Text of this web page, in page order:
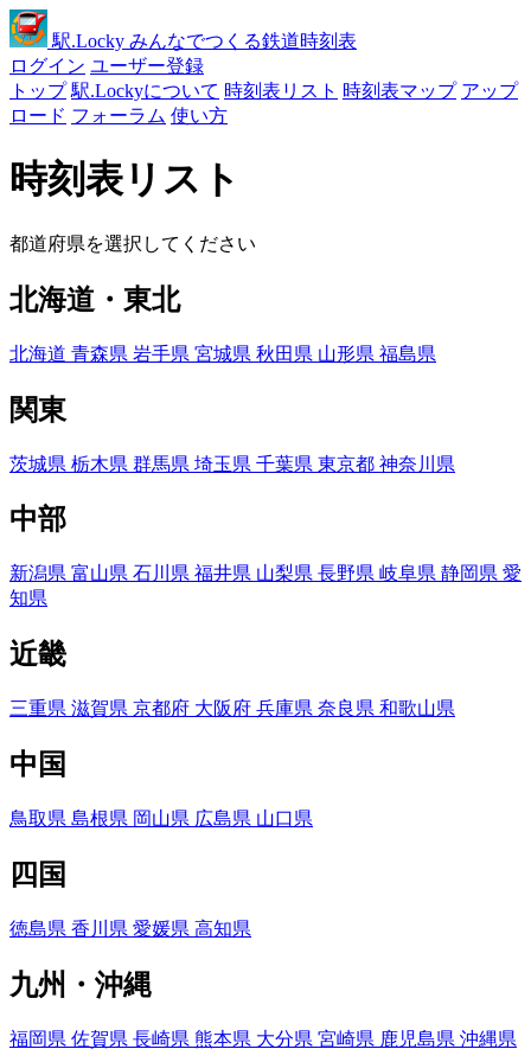
駅.Locky みんなでつくる鉄道時刻表
ログイン ユーザー登録
トップ 駅.Lockyについて 時刻表リスト 時刻表マップ アップ
ロード フォーラム 使い方
時刻表リスト
都道府県を選択してください
北海道・東北
北海道 青森県 岩手県 宮城県 秋田県 山形県 福島県
関東
茨城県 栃木県 群馬県 埼玉県 千葉県 東京都 神奈川県
中部
新潟県 富山県 石川県 福井県 山梨県 長野県 岐阜県 静岡県 愛
知県
近畿
三重県 滋賀県 京都府 大阪府 兵庫県 奈良県 和歌山県
中国
鳥取県 島根県 岡山県 広島県 山口県
四国
徳島県 香川県 愛媛県 高知県
九州・沖縄
福岡県 佐賀県 長崎県 熊本県 大分県 宮崎県 鹿児島県 沖縄県